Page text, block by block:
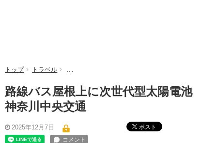
トップ トラベル 路線バス屋根上に次世代型太陽電池 神奈川中央
路線バス屋根上に次世代型太陽電池
神奈川中央交通
2025年12月7日 ポスト